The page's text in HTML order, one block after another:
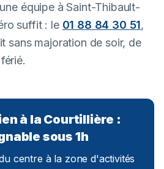
équipe à Saint-Thibault-
suffit : le 01 88 84 30 51,
sans majoration de soir, de
à la Courtillière :
sous 1h
centre à la zone d'activités